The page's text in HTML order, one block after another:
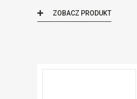
ZOBACZ PRODUKT